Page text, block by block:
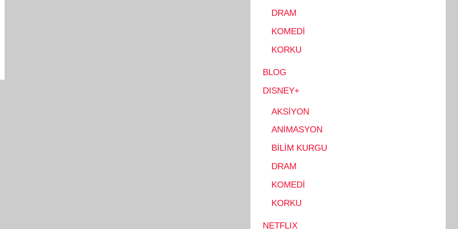
DRAM
KOMEDİ
KORKU
BLOG
DISNEY+
AKSİYON
ANİMASYON
BİLİM KURGU
DRAM
KOMEDİ
KORKU
NETFLIX